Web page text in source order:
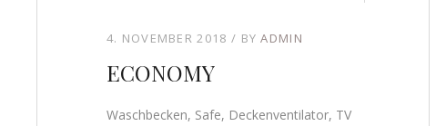
4. NOVEMBER 2018 BYADMIN
ECONOMY
Waschbecken, Safe, Deckenventilator, TV